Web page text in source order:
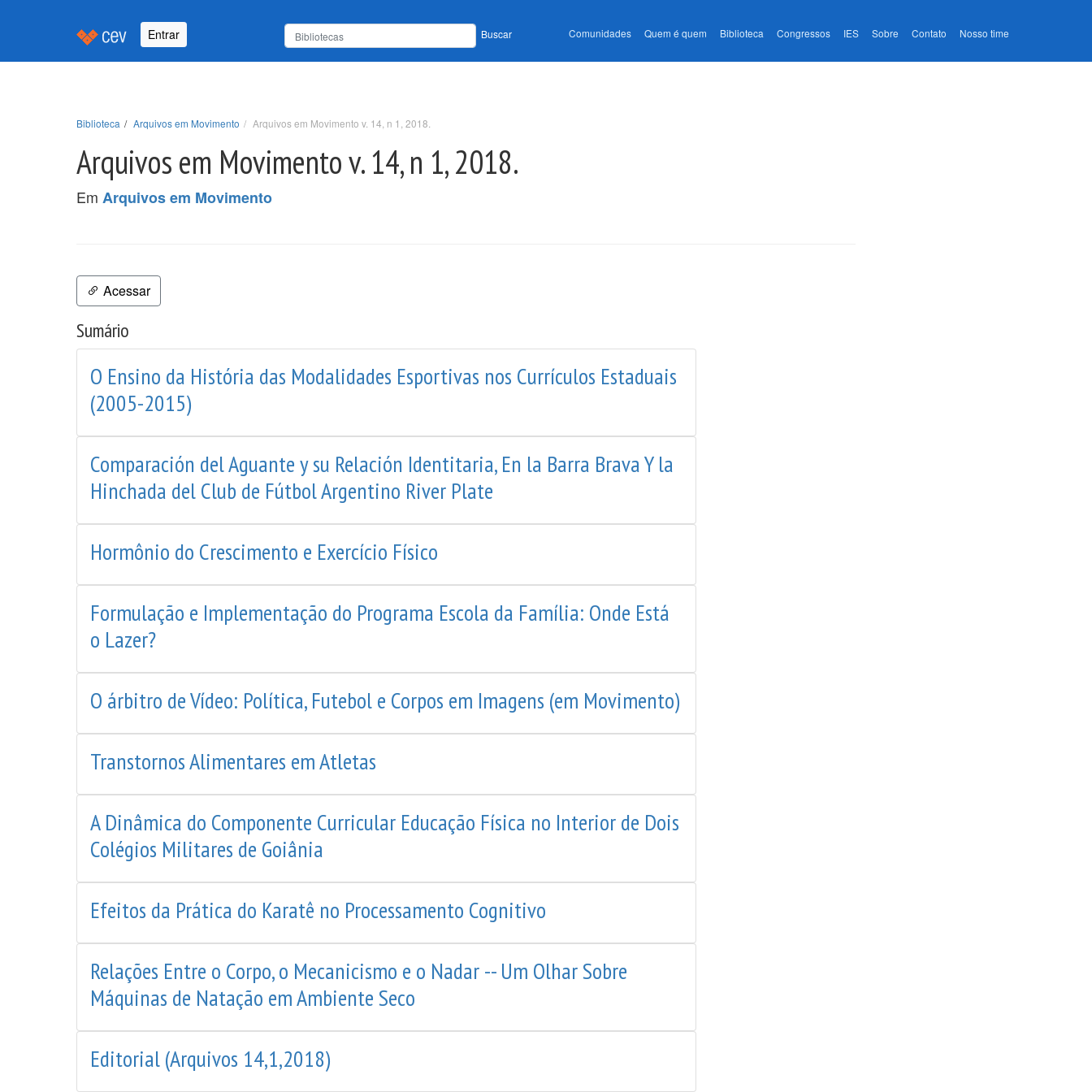
Entrar Buscar Comunidades Quem é quem Biblioteca Congressos IES Sobre Contato Nosso time
Biblioteca Arquivos em Movimento Arquivos em Movimento v. 14, n 1, 2018.
Arquivos em Movimento v. 14, n 1, 2018.
Em Arquivos em Movimento
Acessar
Sumário
O Ensino da História das Modalidades Esportivas nos Currículos Estaduais
(2005-2015)
Comparación del Aguante y su Relación Identitaria, En la Barra Brava Y la
Hinchada del Club de Fútbol Argentino River Plate
Hormônio do Crescimento e Exercício Físico
Formulação e Implementação do Programa Escola da Família: Onde Está
o Lazer?
O árbitro de Vídeo: Política, Futebol e Corpos em Imagens (em Movimento)
Transtornos Alimentares em Atletas
A Dinâmica do Componente Curricular Educação Física no Interior de Dois
Colégios Militares de Goiânia
Efeitos da Prática do Karatê no Processamento Cognitivo
Relações Entre o Corpo, o Mecanicismo e o Nadar -- Um Olhar Sobre
Máquinas de Natação em Ambiente Seco
Editorial (Arquivos 14,1,2018)